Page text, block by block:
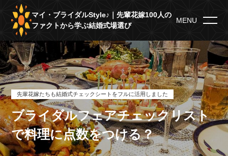
マイ・ブライダルStyle♪｜先輩花嫁100人の
ファクトから学ぶ結婚式場選び
MENU
ブライダルフェアチェックリスト
で料理に点数をつける？
先輩花嫁たちも結婚式チェックシートをフルに活用しました